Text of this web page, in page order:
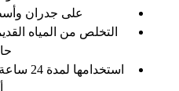
على جدران
التخلص من المياه